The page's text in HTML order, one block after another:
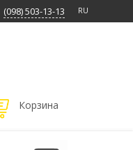
(098)‎ 503-13-13